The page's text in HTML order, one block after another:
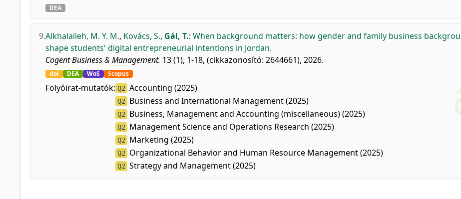
DEA
9.Alkhalaileh, M. Y. M., Kovács, S., Gál, T.: When background matters: how gender and family business
shape students' digital entrepreneurial intentions in Jordan.
Cogent Business & Management. 13 (1), 1-18, (cikkazonosító: 2644661), 2026.
doi DEA WoS Scopus
Folyóirat-mutatók: Q2 Accounting (2025)
Q2 Business and International Management (2025)
Q2 Business, Management and Accounting (miscellaneous) (2025)
Q2 Management Science and Operations Research (2025)
Q2 Marketing (2025)
Q2 Organizational Behavior and Human Resource Management (2025)
Q2 Strategy and Management (2025)